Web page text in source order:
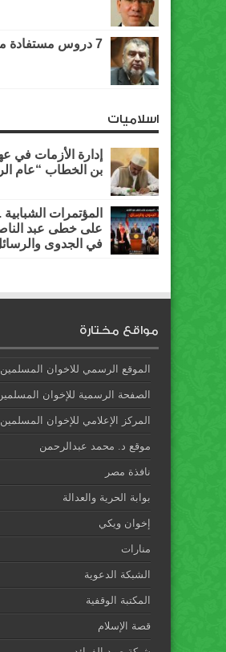
7 دروس مستفادة من ثورة يناير
اسلاميات
إدارة الأزمات في
بن الخطاب “عام
المؤتمرات
على خطى عبد
في الجدوى
مواقع مختارة
الموقع الرسمي للاخوان المسلمين
الصفحة الرسمية للإخوان
المركز الإعلامي للإخوان المسلمين
موقع د. محمد عبدالرحمن
نافذة مصر
بوابة الحرية والعدالة
إخوان ويكي
منارات
الشبكة الدعوية
المكتبة الوقفية
قصة الإسلام